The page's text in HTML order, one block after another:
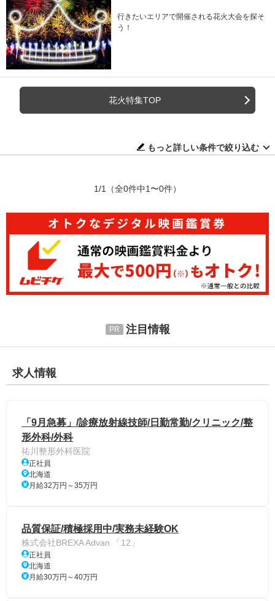
行きたいエリアで開催される花火大会を探そ
う！
花火特集TOP
もっと詳しい条件で絞り込む
1/1 （全0件中1〜0件）
注目情報
求人情報
「9月急募」/診療放射線技師/日勤常勤/クリニック/整
形外科/外科
祐川整形外科医院
正社員
北海道
月給32万円～35万円
品質保証/積極採用中/実務未経験OK
株式会社BREXA Advan 「12」
正社員
北海道
月給30万円～40万円